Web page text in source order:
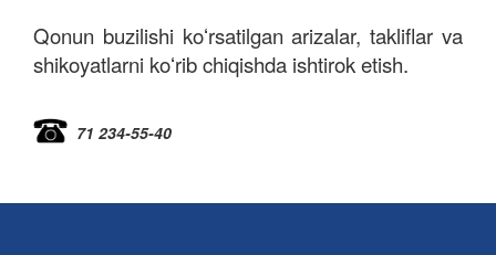
Qonun buzilishi koʻrsatilgan arizalar, takliflar va
shikoyatlarni koʻrib chiqishda ishtirok etish.
71 234-55-40